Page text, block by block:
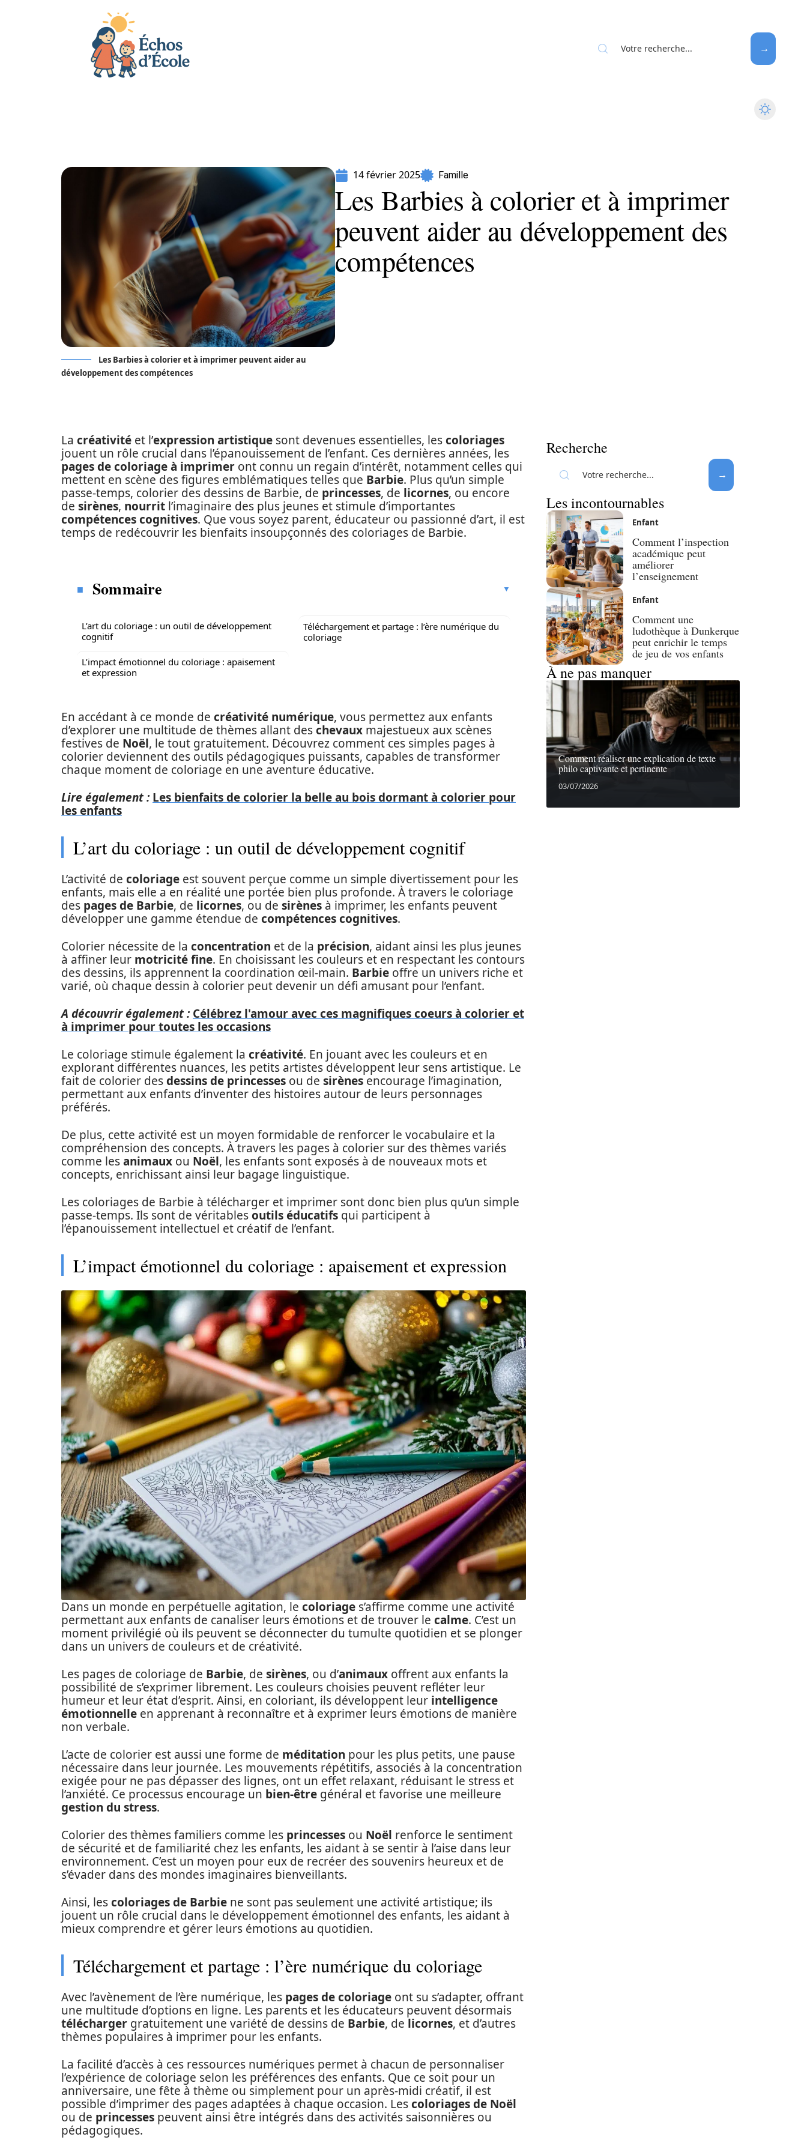
Les Barbies à colorier et à imprimer peuvent aider au
développement des compétences
14 février 2025 Famille
Les Barbies à colorier et à imprimer
peuvent aider au développement des
compétences
La créativité et l’expression artistique sont devenues essentielles, lescoloriages
jouent un rôle crucial dans l’épanouissement de l’enfant. Ces dernières années, les
pages de coloriage à imprimer ont connu un regain d’intérêt, notamment celles qui
mettent en scène des figures emblématiques telles que Barbie. Plus qu’un simple
passe-temps, colorier des dessins de Barbie, de princesses, de licornes, ou encore
de sirènes, nourrit l’imaginaire des plus jeunes et stimule d’importantes
compétences cognitives. Que vous soyez parent, éducateur ou passionné d’art, il est
temps de redécouvrir les bienfaits insoupçonnés des coloriages de Barbie.
Sommaire
L’art du coloriage : un outil de développement
cognitif
L’impact émotionnel du coloriage : apaisement
et expression
Téléchargement et partage : l’ère numérique du
coloriage
En accédant à ce monde de créativité numérique, vous permettez aux enfants
d’explorer une multitude de thèmes allant deschevaux majestueux aux scènes
festives de Noël, le tout gratuitement. Découvrez comment ces simples pages à
colorier deviennent des outils pédagogiques puissants, capables de transformer
chaque moment de coloriage en une aventure éducative.
Lire également : Les bienfaits de colorier la belle au bois dormant à colorier pour
les enfants
L’art du coloriage : un outil de développement cognitif
L’activité de coloriage est souvent perçue comme un simple divertissement pour les
enfants, mais elle a en réalité une portée bien plus profonde. À travers le coloriage
des pages de Barbie, de licornes, ou de sirènes à imprimer, les enfants peuvent
développer une gamme étendue de compétences cognitives.
Colorier nécessite de la concentration et de la précision, aidant ainsi les plus jeunes
à affiner leur motricité fine. En choisissant les couleurs et en respectant les contours
des dessins, ils apprennent la coordination œil-main. Barbie offre un univers riche et
varié, où chaque dessin à colorier peut devenir un défi amusant pour l’enfant.
A découvrir également : Célébrez l'amour avec ces magnifiques coeurs à colorier et
à imprimer pour toutes les occasions
Le coloriage stimule également la créativité. En jouant avec les couleurs et en
explorant différentes nuances, les petits artistes développent leur sens artistique. Le
fait de colorier desdessins de princesses ou de sirènes encourage l’imagination,
permettant aux enfants d’inventer des histoires autour de leurs personnages
préférés.
De plus, cette activité est un moyen formidable de renforcer le vocabulaire et la
compréhension des concepts. À travers les pages à colorier sur des thèmes variés
comme lesanimaux ou Noël, les enfants sont exposés à de nouveaux mots et
concepts, enrichissant ainsi leur bagage linguistique.
Les coloriages de Barbie à télécharger et imprimer sont donc bien plus qu’un simple
passe-temps. Ils sont de véritablesoutils éducatifs qui participent à
l’épanouissement intellectuel et créatif de l’enfant.
L’impact émotionnel du coloriage : apaisement et expression
Dans un monde en perpétuelle agitation, le coloriage s’affirme comme une activité
permettant aux enfants de canaliser leurs émotions et de trouver le calme. C’est un
moment privilégié où ils peuvent se déconnecter du tumulte quotidien et se plonger
dans un univers de couleurs et de créativité.
Les pages de coloriage de Barbie, de sirènes, ou d’animaux offrent aux enfants la
possibilité de s’exprimer librement. Les couleurs choisies peuvent refléter leur
humeur et leur état d’esprit. Ainsi, en coloriant, ils développent leur intelligence
émotionnelle en apprenant à reconnaître et à exprimer leurs émotions de manière
non verbale.
L’acte de colorier est aussi une forme de méditation pour les plus petits, une pause
nécessaire dans leur journée. Les mouvements répétitifs, associés à la concentration
exigée pour ne pas dépasser des lignes, ont un effet relaxant, réduisant le stress et
l’anxiété. Ce processus encourage un bien-être général et favorise une meilleure
gestion du stress.
Colorier des thèmes familiers comme les princesses ou Noël renforce le sentiment
de sécurité et de familiarité chez les enfants, les aidant à se sentir à l’aise dans leur
environnement. C’est un moyen pour eux de recréer des souvenirs heureux et de
s’évader dans des mondes imaginaires bienveillants.
Ainsi, lescoloriages de Barbie ne sont pas seulement une activité artistique; ils
jouent un rôle crucial dans le développement émotionnel des enfants, les aidant à
mieux comprendre et gérer leurs émotions au quotidien.
Téléchargement et partage : l’ère numérique du coloriage
Avec l’avènement de l’ère numérique, les pages de coloriage ont su s’adapter, offrant
une multitude d’options en ligne. Les parents et les éducateurs peuvent désormais
télécharger gratuitement une variété de dessins de Barbie, de licornes, et d’autres
thèmes populaires à imprimer pour les enfants.
La facilité d’accès à ces ressources numériques permet à chacun de personnaliser
l’expérience de coloriage selon les préférences des enfants. Que ce soit pour un
anniversaire, une fête à thème ou simplement pour un après-midi créatif, il est
possible d’imprimer des pages adaptées à chaque occasion. Lescoloriages de Noël
ou de princesses peuvent ainsi être intégrés dans des activités saisonnières ou
pédagogiques.
Recherche
Les incontournables
Enfant
Comment l’inspection
académique peut
améliorer
l’enseignement
Enfant
Comment une
ludothèque à Dunkerque
peut enrichir le temps
de jeu de vos enfants
À ne pas manquer
Comment réaliser une explication de texte
philo captivante et pertinente
03/07/2026